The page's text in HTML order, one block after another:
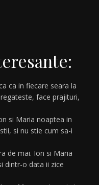
ca in fiecare seara la
face prajituri,
si Maria noaptea in
si nu stie cum sa-i
de mai. Ion si Maria
dintr-o data ii zice